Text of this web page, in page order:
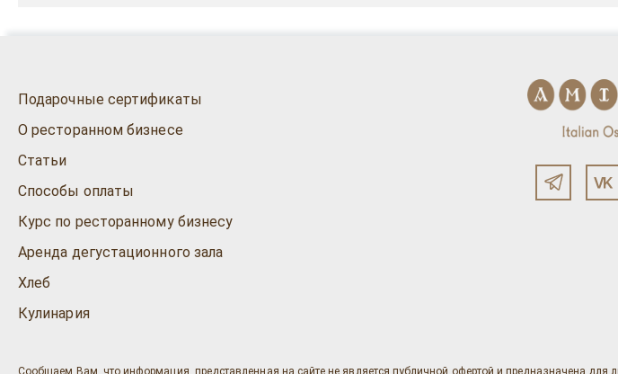
Подарочные сертификаты
О ресторанном бизнесе
Статьи
Способы оплаты
Курс по ресторанному бизнесу
Аренда дегустационного зала
Хлеб
Кулинария
Сообщаем Вам, что информация, представленная на сайте не является публичной офертой и предназначена